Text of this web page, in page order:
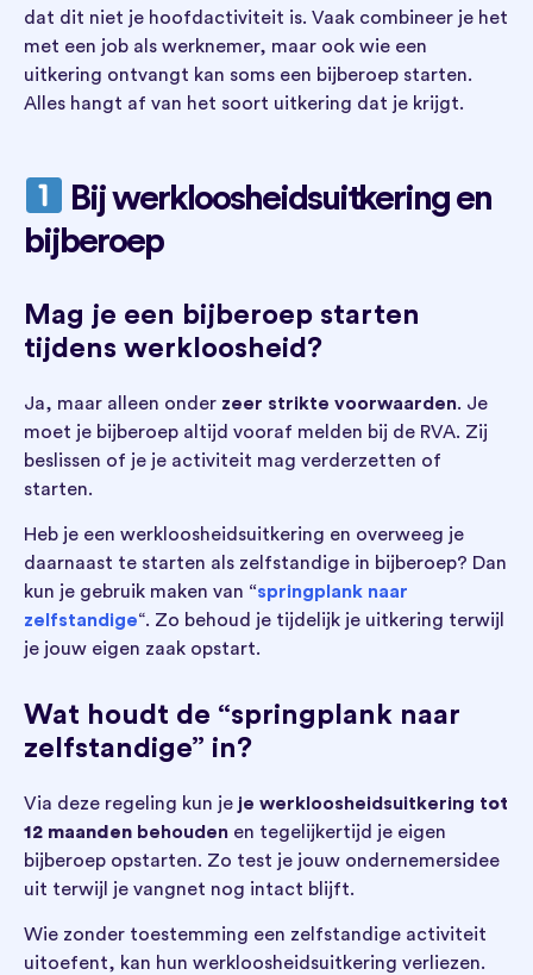
dat dit niet je hoofdactiviteit is. Vaak combineer je het
met een job als werknemer, maar ook wie een
uitkering ontvangt kan soms een bijberoep starten.
Alles hangt af van het soort uitkering dat je krijgt.
Bij werkloosheidsuitkering en
bijberoep
Mag je een bijberoep starten
tijdens werkloosheid?
Ja, maar alleen onder zeer strikte voorwaarden. Je
moet je bijberoep altijd vooraf melden bij de RVA. Zij
beslissen of je je activiteit mag verderzetten of
starten.
Heb je een werkloosheidsuitkering en overweeg je
daarnaast te starten als zelfstandige in bijberoep? Dan
kun je gebruik maken van “springplank naar
zelfstandige“. Zo behoud je tijdelijk je uitkering terwijl
je jouw eigen zaak opstart.
Wat houdt de “springplank naar
zelfstandige” in?
Via deze regeling kun je je werkloosheidsuitkering tot
12 maanden behouden en tegelijkertijd je eigen
bijberoep opstarten. Zo test je jouw ondernemersidee
uit terwijl je vangnet nog intact blijft.
Wie zonder toestemming een zelfstandige activiteit
uitoefent, kan hun werkloosheidsuitkering verliezen.